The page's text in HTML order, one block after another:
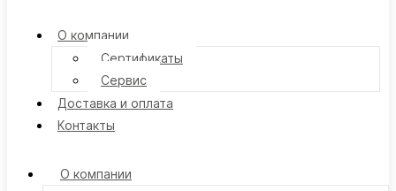
О компании
Сертификаты
Сервис
Доставка и оплата
Контакты
О компании